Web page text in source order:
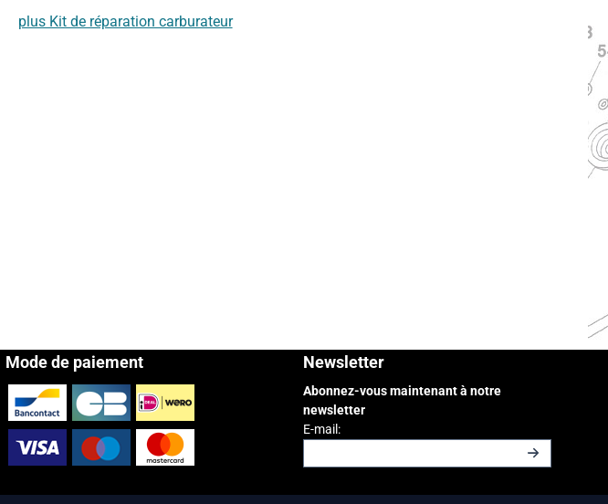
plus Kit de réparation carburateur
Mode de paiement Newsletter
Abonnez-vous maintenant à notre
newsletter
E-mail:Saisissez votre adresse e-mail pour la